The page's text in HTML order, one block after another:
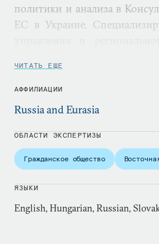
политики и анализа в
ЕС в Украине.
Европе.
ЧИТАТЬ ЕЩЕ
АФФИЛИАЦИИ
Russia and Eurasia
ОБЛАСТИ ЭКСПЕРТИЗЫ
Гражданское общество
ЯЗЫКИ
English, Hungarian, Russian,